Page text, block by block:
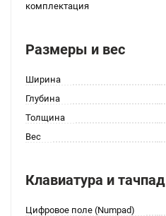
комплектация
Размеры и вес
Ширина
Глубина
Толщина
Вес
Клавиатура и тачпад
Цифровое поле (Numpad)